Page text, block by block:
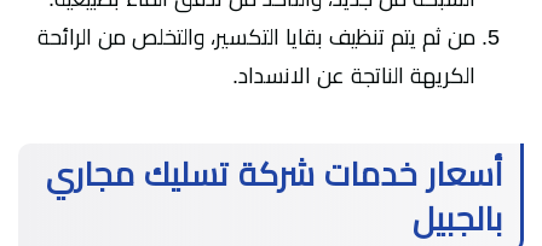
من ثم يتم تنظيف بقايا التكسير، والتخلص من الرائحة
الكريهة الناتجة عن الانسداد.
أسعار خدمات شركة تسليك مجاري
بالجبيل